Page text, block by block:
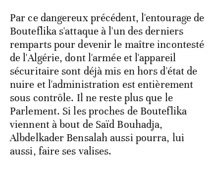
Par ce dangereux précédent, l'entourage de
Bouteflika s'attaque à l'un des derniers
remparts pour devenir le maître incontesté
de l'Algérie, dont l'armée et l'appareil
sécuritaire sont déjà mis en hors d'état de
nuire et l'administration est entièrement
sous contrôle. Il ne reste plus que le
Parlement. Si les proches de Bouteflika
viennent à bout de Saïd Bouhadja,
Albdelkader Bensalah aussi pourra, lui
aussi, faire ses valises.